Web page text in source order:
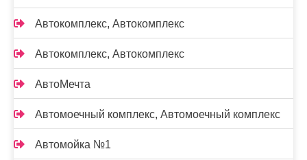
Автокомплекс, Автокомплекс
Автокомплекс, Автокомплекс
АвтоМечта
Автомоечный комплекс, Автомоечный комплекс
Автомойка №1